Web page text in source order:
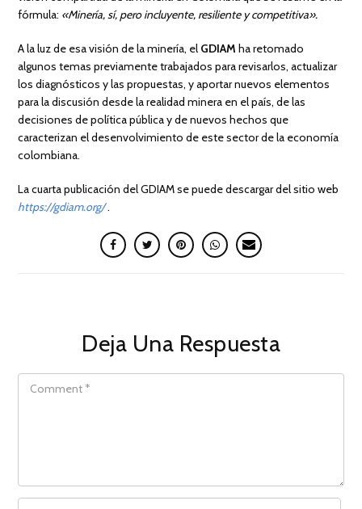
fórmula: «Minería, sí, pero incluyente, resiliente y competitiva».
A la luz de esa visión de la minería, el GDIAM ha retomado
algunos temas previamente trabajados para revisarlos, actualizar
los diagnósticos y las propuestas, y aportar nuevos elementos
para la discusión desde la realidad minera en el país, de las
decisiones de política pública y de nuevos hechos que
caracterizan el desenvolvimiento de este sector de la economía
colombiana.
La cuarta publicación del GDIAM se puede descargar del sitio web
https://gdiam.org/.
Deja Una Respuesta
COMMENT
NAME